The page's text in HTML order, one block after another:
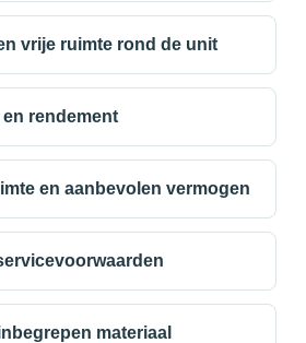
vrije ruimte rond de unit
rendement
en aanbevolen vermogen
materiaal